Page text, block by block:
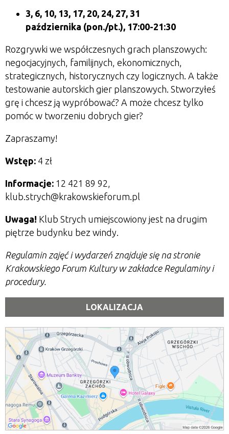
3, 6, 10, 13, 17, 20, 24, 27, 31
października (pon./pt.), 17:00-21:30
Rozgrywki we współczesnych grach planszowych:
negocjacyjnych, familijnych, ekonomicznych,
strategicznych, historycznych czy logicznych. A także
testowanie autorskich gier planszowych. Stworzyłeś
grę i chcesz ją wypróbować? A może chcesz tylko
pomóc w tworzeniu dobrych gier?
Zapraszamy!
Wstęp: 4 zł
Informacje: 12 421 89 92,
klub.strych@krakowskieforum.pl
Uwaga! Klub Strych umiejscowiony jest na drugim
piętrze budynku bez windy.
Regulamin zajęć i wydarzeń znajduje się na stronie
Krakowskiego Forum Kultury w zakładce Regulaminy i
procedury.
LOKALIZACJA